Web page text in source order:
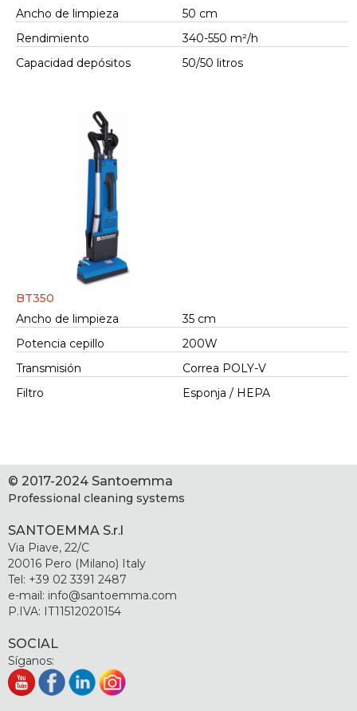
Ancho de limpieza
50 cm
Rendimiento
340-550 m²/h
Capacidad depósitos
50/50 litros
BT350
Ancho de limpieza
35 cm
Potencia cepillo
200W
Transmisión
Correa POLY-V
Filtro
Esponja / HEPA
© 2017-2024 Santoemma
Professional cleaning systems
SANTOEMMA S.r.l
Via Piave, 22/C
20016 Pero (Milano) Italy
Tel: +39 02 3391 2487
e-mail: info@santoemma.com
P.IVA: IT11512020154
SOCIAL
Síganos: